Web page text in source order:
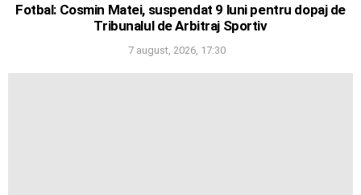
Fotbal: Cosmin Matei, suspendat 9 luni pentru dopaj de
Tribunalul de Arbitraj Sportiv
7 august, 2026, 17:30